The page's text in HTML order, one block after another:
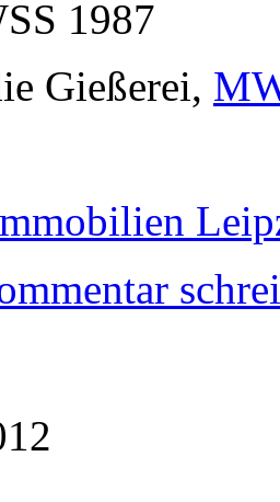
1987
Gießerei,